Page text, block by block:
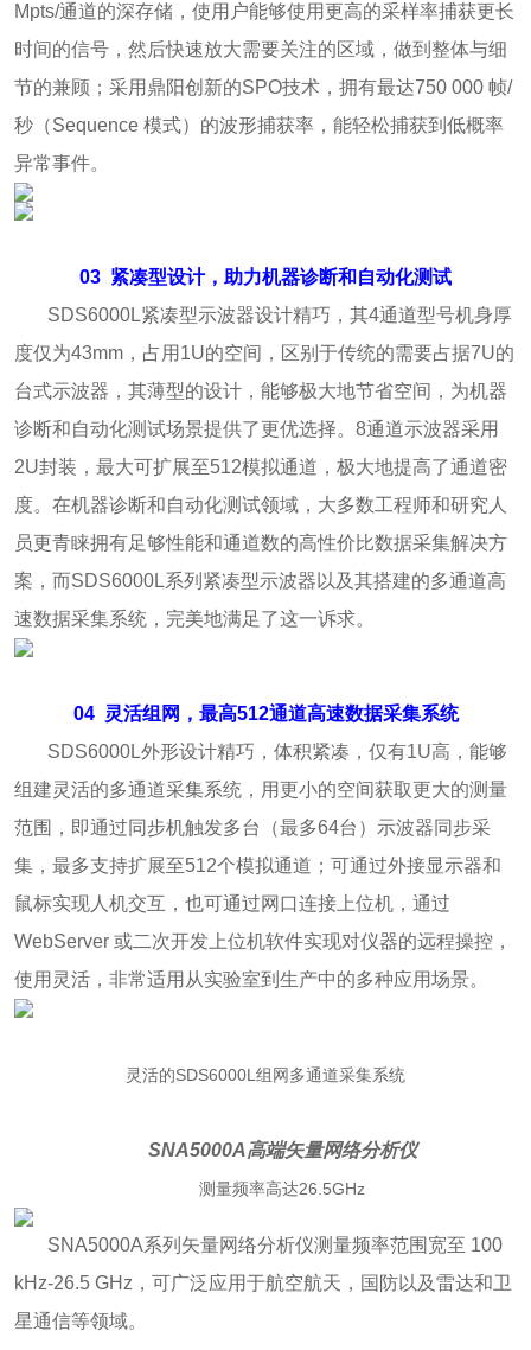
Mpts/通道的深存储，使用户能够使用更高的采样率捕获更长
时间的信号，然后快速放大需要关注的区域，做到整体与细
节的兼顾；采用鼎阳创新的SPO技术，拥有最达750 000 帧/
秒（Sequence 模式）的波形捕获率，能轻松捕获到低概率
异常事件。
03 紧凑型设计，助力机器诊断和自动化测试
SDS6000L紧凑型示波器设计精巧，其4通道型号机身厚
度仅为43mm，占用1U的空间，区别于传统的需要占据7U的
台式示波器，其薄型的设计，能够极大地节省空间，为机器
诊断和自动化测试场景提供了更优选择。8通道示波器采用
2U封装，最大可扩展至512模拟通道，极大地提高了通道密
度。在机器诊断和自动化测试领域，大多数工程师和研究人
员更青睐拥有足够性能和通道数的高性价比数据采集解决方
案，而SDS6000L系列紧凑型示波器以及其搭建的多通道高
速数据采集系统，完美地满足了这一诉求。
04 灵活组网，最高512通道高速数据采集系统
SDS6000L外形设计精巧，体积紧凑，仅有1U高，能够
组建灵活的多通道采集系统，用更小的空间获取更大的测量
范围，即通过同步机触发多台（最多64台）示波器同步采
集，最多支持扩展至512个模拟通道；可通过外接显示器和
鼠标实现人机交互，也可通过网口连接上位机，通过
WebServer 或二次开发上位机软件实现对仪器的远程操控，
使用灵活，非常适用从实验室到生产中的多种应用场景。
灵活的SDS6000L组网多通道采集系统
SNA5000A高端矢量网络分析仪
测量频率高达26.5GHz
SNA5000A系列矢量网络分析仪测量频率范围宽至 100
kHz-26.5 GHz，可广泛应用于航空航天，国防以及雷达和卫
星通信等领域。